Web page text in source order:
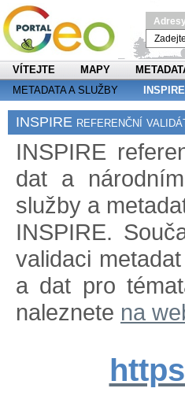
VÍTEJTE MAPY
METADATA A SLUŽBY
INSPIRE referenční
INSPIRE
dat a
služby a
INSPIRE.
validaci
a dat pro
naleznete na